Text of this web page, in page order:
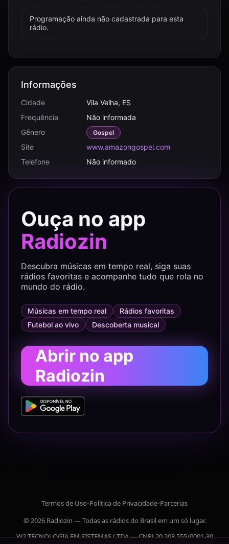
Programação ainda não cadastrada para esta
rádio.
Informações
Cidade
Vila Velha, ES
Frequência
Não informada
Gênero
Gospel
Site
www.amazongospel.com
Telefone
Não informado
Ouça no app
Radiozin
Descubra músicas em tempo real, siga suas
rádios favoritas e acompanhe tudo que rola no
mundo do rádio.
Músicas em tempo real
Rádios favoritas
Futebol ao vivo
Descoberta musical
Abrir no app
Radiozin
Termos de Uso•Política de Privacidade•Parcerias
© 2026 Radiozin — Todas as rádios do Brasil em um só lugar.
W2 TECNOLOGIA EM SISTEMAS LTDA — CNPJ 20.208.555/0001-30